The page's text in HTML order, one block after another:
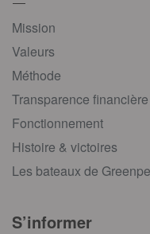
Mission
Valeurs
Méthode
Transparence financière
Fonctionnement
Histoire & victoires
Les bateaux de
S’informer